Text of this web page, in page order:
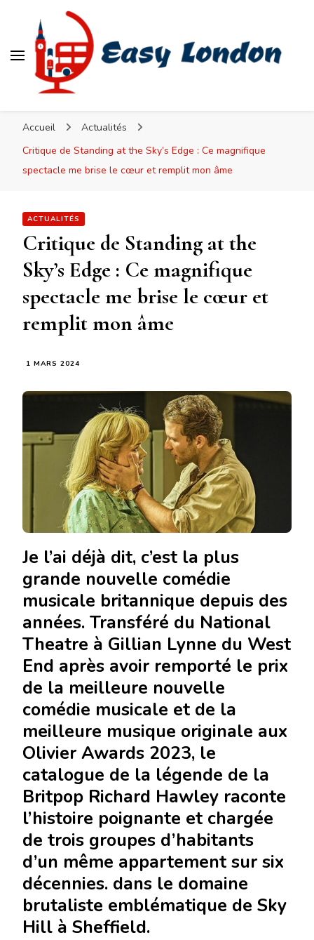
Accueil
Actualités
Critique de Standing at the Sky’s Edge : Ce magnifique
spectacle me brise le cœur et remplit mon âme
ACTUALITÉS
Critique de Standing at the
Sky’s Edge : Ce magnifique
spectacle me brise le cœur et
remplit mon âme
1 MARS 2024
Je l’ai déjà dit, c’est la plus
grande nouvelle comédie
musicale britannique depuis des
années. Transféré du National
Theatre à Gillian Lynne du West
End après avoir remporté le prix
de la meilleure nouvelle
comédie musicale et de la
meilleure musique originale aux
Olivier Awards 2023, le
catalogue de la légende de la
Britpop Richard Hawley raconte
l’histoire poignante et chargée
de trois groupes d’habitants
d’un même appartement sur six
décennies. dans le domaine
brutaliste emblématique de Sky
Hill à Sheffield.